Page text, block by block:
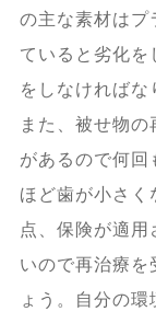
の主な素材はプ
ていると劣化を
をしなければな
また、被せ物
があるので何回
ほど歯が小さく
点、保険が適用
いので再治療を
ょう。自分の